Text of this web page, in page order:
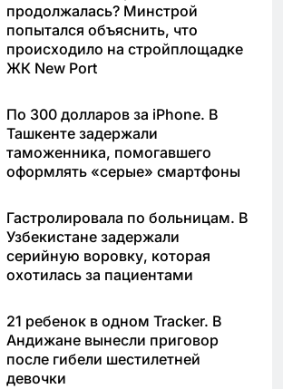
продолжалась? Минстрой
попытался объяснить, что
происходило на стройплощадке
ЖК New Port
По 300 долларов за iPhone. В
Ташкенте задержали
таможенника, помогавшего
оформлять «серые» смартфоны
Гастролировала по больницам. В
Узбекистане задержали
серийную воровку, которая
охотилась за пациентами
21 ребенок в одном Tracker. В
Андижане вынесли приговор
после гибели шестилетней
девочки